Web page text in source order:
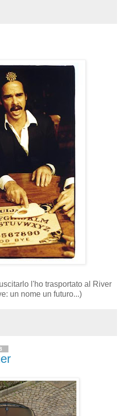
l'ho trasportato al River
un nome un futuro...)